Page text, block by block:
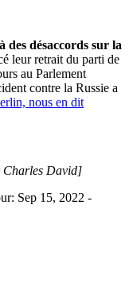
des désaccords sur la
leur retrait du parti de
au Parlement
contre la Russie a
nous en dit
Charles David]
Sep 15, 2022 -